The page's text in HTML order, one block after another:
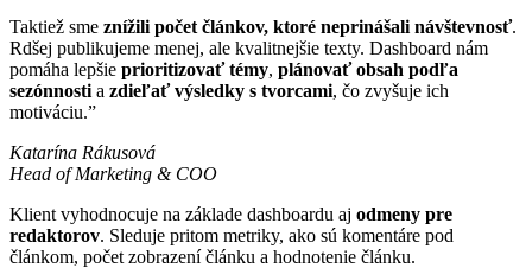
Taktiež sme znížili počet článkov, ktoré neprinášali návštevnosť.
Rdšej publikujeme menej, ale kvalitnejšie texty. Dashboard nám
pomáha lepšie prioritizovať témy, plánovať obsah podľa
sezónnosti a zdieľať výsledky s tvorcami, čo zvyšuje ich
motiváciu.”
Katarína Rákusová
Head of Marketing & COO
Klient vyhodnocuje na základe dashboardu aj odmeny pre
redaktorov. Sleduje pritom metriky, ako sú komentáre pod
článkom, počet zobrazení článku a hodnotenie článku.